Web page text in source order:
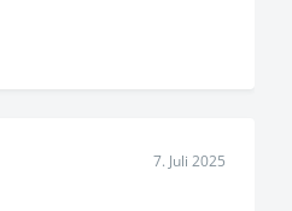
7. Juli 2025